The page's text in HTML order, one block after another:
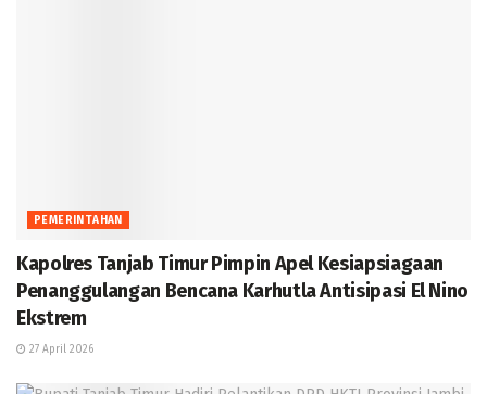
PEMERINTAHAN
Kapolres Tanjab Timur Pimpin Apel Kesiapsiagaan
Penanggulangan Bencana Karhutla Antisipasi El Nino
Ekstrem
27 April 2026